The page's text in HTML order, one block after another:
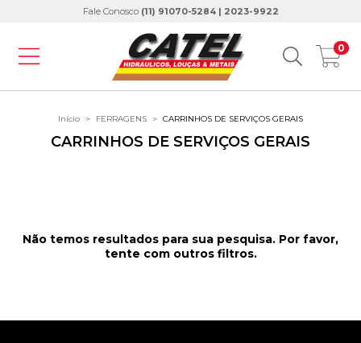
Fale Conosco (11) 91070-5284 | 2023-9922
0
Início > FERRAGENS > CARRINHOS DE SERVIÇOS GERAIS
CARRINHOS DE SERVIÇOS GERAIS
Não temos resultados para sua pesquisa. Por favor,
tente com outros filtros.